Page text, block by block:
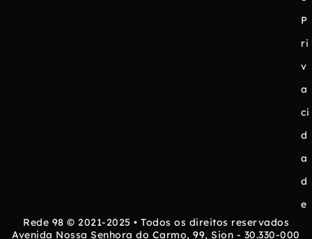
P
ri
v
a
ci
d
a
d
e
Rede 98 © 2021-2025 • Todos os direitos reservados
Avenida Nossa Senhora do Carmo, 99, Sion - 30.330-000